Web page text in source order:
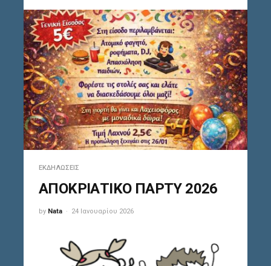
ΕΚΔΗΛΏΣΕΙΣ
ΑΠΟΚΡΙΑΤΙΚΟ ΠΑΡΤΥ 2026
by Nata 24 Ιανουαρίου 2026